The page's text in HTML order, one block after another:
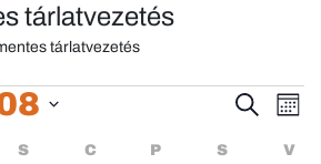
tárlatvezetés
tárlatvezetés
Keresett
kifejezés
S SZERDA
C CSÜTÖRTÖK
P PÉNTEK
S V